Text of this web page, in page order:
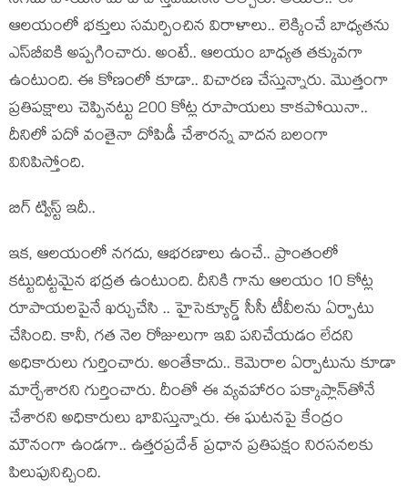
ఆల‌యంలో భ‌క్తులు స‌మ‌ర్పించిన విరాళాలు.. లెక్కించే బాధ్య‌త‌ను
ఎస్‌బీఐకి అప్ప‌గించారు. అంటే.. ఆల‌యం బాధ్య‌త త‌క్కువ‌గా
ఉంటుంది. ఈ కోణంలో కూడా.. విచార‌ణ చేస్తున్నారు. మొత్తంగా
ప్రతిపక్షాలు చెప్పినట్టు 200 కోట్ల రూపాయ‌లు కాక‌పోయినా..
దీనిలో ప‌దో వంతైనా దోపిడీ చేశార‌న్న వాద‌న బ‌లంగా
వినిపిస్తోంది.
బిగ్ ట్విస్ట్ ఇదీ..
ఇక‌, ఆల‌యంలో న‌గ‌దు, ఆభ‌ర‌ణాలు ఉంచే.. ప్రాంతంలో
క‌ట్టుదిట్ట‌మైన భ‌ద్ర‌త ఉంటుంది. దీనికి గాను ఆల‌యం 10 కోట్ల
రూపాయ‌ల‌పైనే ఖ‌ర్చుచేసి .. హైసెక్యూర్డ్ సీసీ టీవీల‌ను ఏర్పాటు
చేసింది. కానీ, గ‌త నెల రోజులుగా ఇవి ప‌నిచేయ‌డం లేద‌ని
అధికారులు గుర్తించారు. అంతేకాదు.. కెమెరాల ఏర్పాటును కూడా
మార్చేశార‌ని గుర్తించారు. దీంతో ఈ వ్య‌వ‌హారం ప‌క్కాప్లాన్‌తోనే
చేశార‌ని అధికారులు భావిస్తున్నారు. ఈ ఘ‌ట‌న‌పై కేంద్రం
మౌనంగా ఉండ‌గా.. ఉత్త‌ర‌ప్ర‌దేశ్ ప్ర‌ధాన ప్ర‌తిప‌క్షం నిర‌స‌న‌ల‌కు
పిలుపునిచ్చింది.